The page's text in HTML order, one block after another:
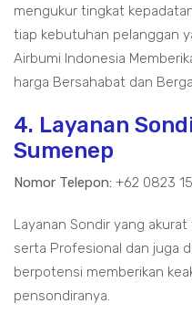
mengukur tingkat
tiap kebutuhan pelanggan
Airbumi Indonesia
harga Bersahabat dan
4. Layanan
Sumenep
Nomor Telepon: +62 0823
Layanan Sondir yang
serta Profesional dan juga
berpotensi memberikan
pensondiranya.